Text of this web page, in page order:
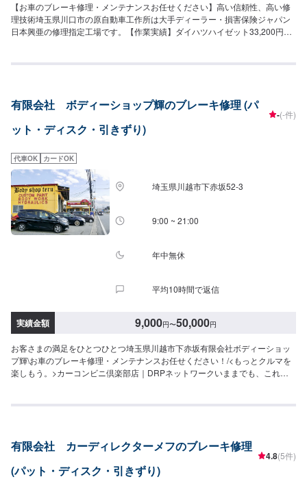
【お車のブレーキ修理・メンテナンスお任せください】高い信頼性、高い修
理技術埼玉県川口市の原自動車工作所は大手ディーラー・損害保険ジャパン
日本興亜の修理指定工場です。【作業実績】ダイハツハイゼット33,200円ブ
にブレーキパッド交換をお任せください！※料金など詳しくはお問合せくださ
たサービスでおもてなし！】●お見積り、代車、相談は無料！●修理内容とお
見積りの確認後、ご依頼を受けてから作業開始●無料代車（無保険時）を24
台ご用意●ご納車前にしっかりと洗車・あんしん点検を行います【パーツ持ち
取り付けができなかった場合でも、動作確認などで発生した工賃をご請求さ
せていただきますので、あらかじめご了承ください。【代車について】無料
代車（無保険時）を24台ご用意しております。燃料代はお客さま負担となり
ますので、ご了承ください。【営業時間・定休日】営業時間：8:30〜17:30定
休日：日・祝・第一、第三月曜日
有限会社 ボディーショップ輝のブレーキ修理 (パ
ット・ディスク・引きずり)
-(-件)
代車OK カードOK
埼玉県川越市下赤坂52‐3
9:00 ~ 21:00
年中無休
平均10時間で返信
実績金額 9,000円〜50,000円
お客さまの満足をひとつひとつ埼玉県川越市下赤坂有限会社ボディーショッ
プ輝\お車のブレーキ修理・メンテナンスお任せください！/<もっとクルマを
楽しもう。>カーコンビニ倶楽部店｜DRPネットワークいままでも、これか
するためカーコンビニ倶楽部やDRPネットワークに加入し、設備を整え、焦
りにご納得いただければ作業開始【4】仕上がり次第納車<パーツ持ち込み
OK>パーツの持ち込み・販売が可能です。持ち込みをご希望の方はオファー
にて、車種情報と持ち込みパーツの詳細をお送りください。店頭でのパーツ
有限会社 カーディレクターメフのブレーキ修理
(パット・ディスク・引きずり)
4.8(5件)